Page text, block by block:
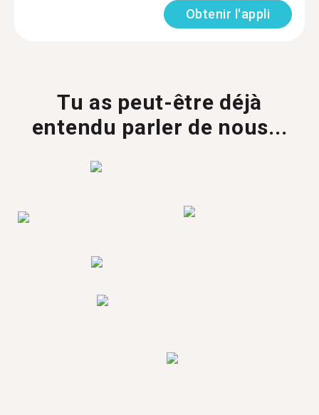
Obtenir l'appli
Tu as peut-être déjà
entendu parler de nous...